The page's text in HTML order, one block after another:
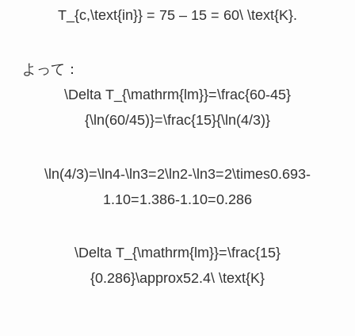
T_{c,\text{in}} = 75 – 15 = 60\ \text{K}.
よって：
\Delta T_{\mathrm{lm}}=\frac{60-45}
{\ln(60/45)}=\frac{15}{\ln(4/3)}
\ln(4/3)=\ln4-\ln3=2\ln2-\ln3=2\times0.693-
1.10=1.386-1.10=0.286
\Delta T_{\mathrm{lm}}=\frac{15}
{0.286}\approx52.4\ \text{K}